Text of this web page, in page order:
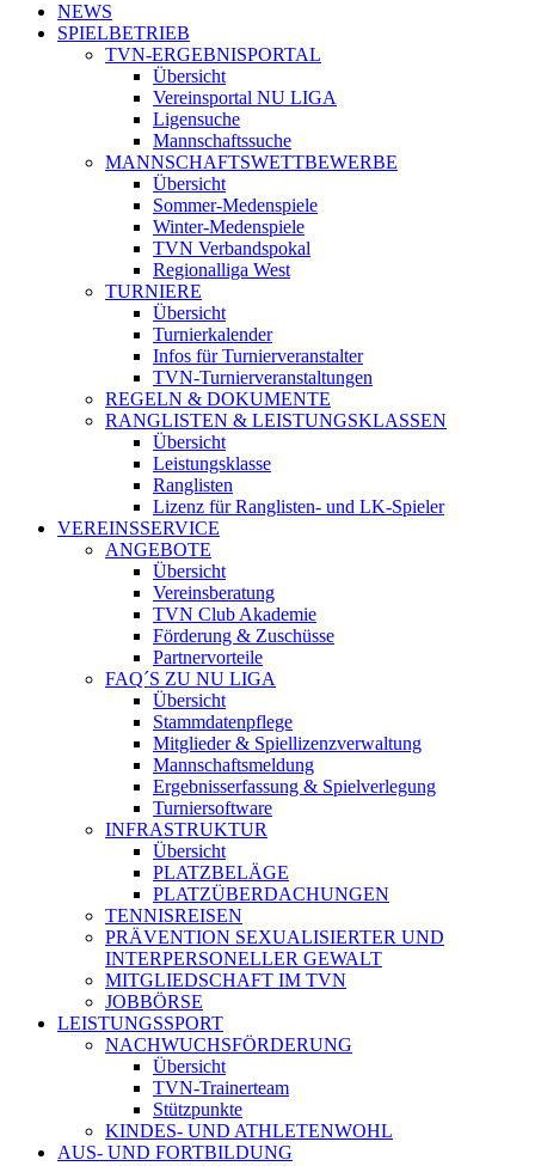
NEWS
SPIELBETRIEB
TVN-ERGEBNISPORTAL
Übersicht
Vereinsportal NU LIGA
Ligensuche
Mannschaftssuche
MANNSCHAFTSWETTBEWERBE
Übersicht
Sommer-Medenspiele
Winter-Medenspiele
TVN Verbandspokal
Regionalliga West
TURNIERE
Übersicht
Turnierkalender
Infos für Turnierveranstalter
TVN-Turnierveranstaltungen
REGELN & DOKUMENTE
RANGLISTEN & LEISTUNGSKLASSEN
Übersicht
Leistungsklasse
Ranglisten
Lizenz für Ranglisten- und LK-Spieler
VEREINSSERVICE
ANGEBOTE
Übersicht
Vereinsberatung
TVN Club Akademie
Förderung & Zuschüsse
Partnervorteile
FAQ´S ZU NU LIGA
Übersicht
Stammdatenpflege
Mitglieder & Spiellizenzverwaltung
Mannschaftsmeldung
Ergebnisserfassung & Spielverlegung
Turniersoftware
INFRASTRUKTUR
Übersicht
PLATZBELÄGE
PLATZÜBERDACHUNGEN
TENNISREISEN
PRÄVENTION SEXUALISIERTER UND
INTERPERSONELLER GEWALT
MITGLIEDSCHAFT IM TVN
JOBBÖRSE
LEISTUNGSSPORT
NACHWUCHSFÖRDERUNG
Übersicht
TVN-Trainerteam
Stützpunkte
KINDES- UND ATHLETENWOHL
AUS- UND FORTBILDUNG